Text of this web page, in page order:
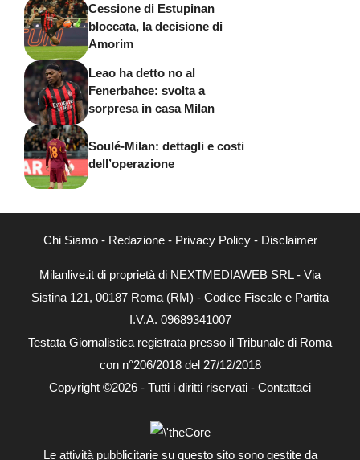
Cessione di Estupinan
bloccata, la decisione di
Amorim
Leao ha detto no al
Fenerbahce: svolta a
sorpresa in casa Milan
Soulé-Milan: dettagli e costi
dell’operazione
Chi Siamo- Redazione- Privacy Policy- Disclaimer
Milanlive.it di proprietà di NEXTMEDIAWEB SRL - Via
Sistina 121, 00187 Roma (RM) - Codice Fiscale e Partita
I.V.A. 09689341007
Testata Giornalistica registrata presso il Tribunale di Roma
con n°206/2018 del 27/12/2018
Copyright ©2026 - Tutti i diritti riservati - Contattaci
Le attività pubblicitarie su questo sito sono gestite da